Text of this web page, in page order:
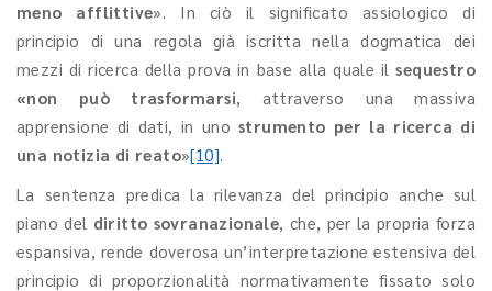
meno afflittive». In ciò il significato assiologico di
principio di una regola già iscritta nella dogmatica dei
mezzi di ricerca della prova in base alla quale ilsequestro
«non può trasformarsi, attraverso una massiva
apprensione di dati, in unostrumento per la ricerca di
una notizia di reato»[10].
La sentenza predica la rilevanza del principio anche sul
piano del diritto sovranazionale, che, per la propria forza
espansiva, rende doverosa un’interpretazione estensiva del
principio di proporzionalità normativamente fissato solo